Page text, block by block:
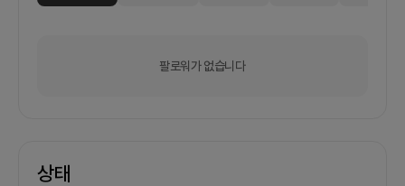
팔로워가 없습니다
상태